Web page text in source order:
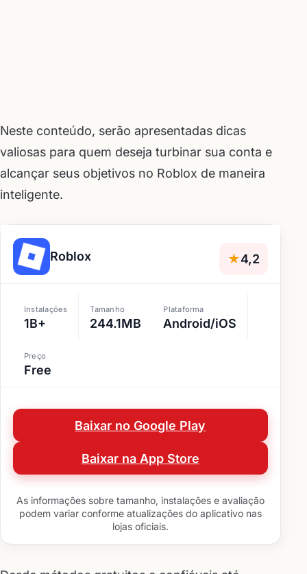
Neste conteúdo, serão apresentadas dicas
valiosas para quem deseja turbinar sua conta e
alcançar seus objetivos no Roblox de maneira
inteligente.
Roblox ★4,2
Instalações
1B+
Tamanho
244.1MB
Plataforma
Android/iOS
Preço
Free
Baixar no Google Play
Baixar na App Store
As informações sobre tamanho, instalações e avaliação
podem variar conforme atualizações do aplicativo nas
lojas oficiais.